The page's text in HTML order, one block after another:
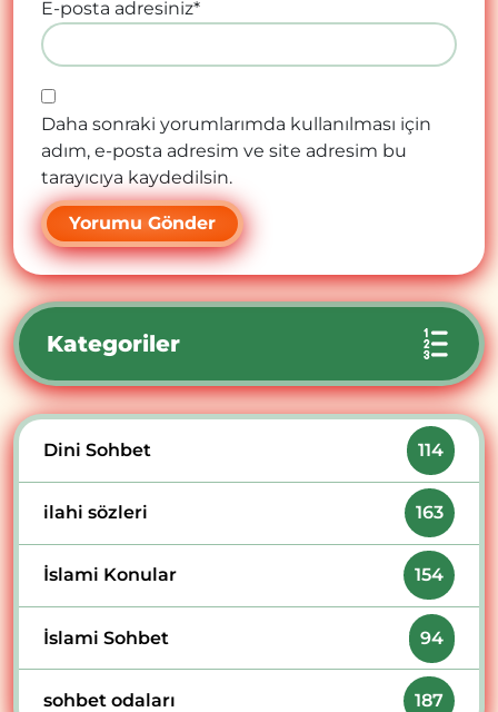
E-posta adresiniz*
Daha sonraki yorumlarımda kullanılması için
adım, e-posta adresim ve site adresim bu
tarayıcıya kaydedilsin.
Kategoriler
Dini Sohbet 114
ilahi sözleri 163
İslami Konular 154
İslami Sohbet 94
sohbet odaları 187